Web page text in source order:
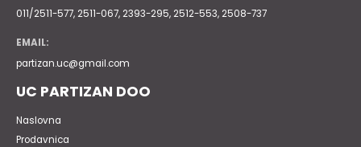
011/2511-577, 2511-067, 2393-295, 2512-553, 2508-737
EMAIL:
partizan.uc@gmail.com
UC PARTIZAN DOO
Naslovna
Prodavnica